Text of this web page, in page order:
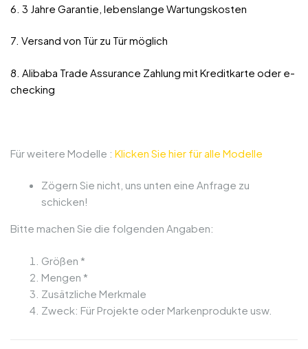
6. 3 Jahre Garantie, lebenslange Wartungskosten
7. Versand von Tür zu Tür möglich
8. Alibaba Trade Assurance Zahlung mit Kreditkarte oder e-
checking
Für weitere Modelle : Klicken Sie hier für alle Modelle
Zögern Sie nicht, uns unten eine Anfrage zu
schicken!
Bitte machen Sie die folgenden Angaben:
Größen *
Mengen *
Zusätzliche Merkmale
Zweck: Für Projekte oder Markenprodukte usw.